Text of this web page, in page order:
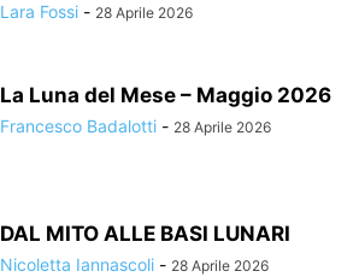
Lara Fossi - 28 Aprile 2026
La Luna del Mese – Maggio 2026
Francesco Badalotti - 28 Aprile 2026
DAL MITO ALLE BASI LUNARI
Nicoletta Iannascoli - 28 Aprile 2026